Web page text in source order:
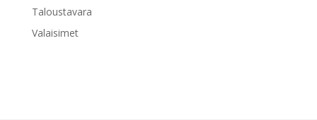
Taloustavara
Valaisimet